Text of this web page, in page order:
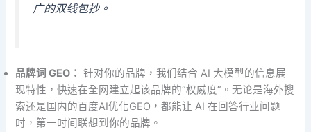
广的双线包抄。
品牌词 GEO： 针对你的品牌，我们结合 AI 大模型的信息展
现特性，快速在全网建立起该品牌的“权威度”。无论是海外搜
索还是国内的百度AI优化GEO，都能让 AI 在回答行业问题
时，第一时间联想到你的品牌。